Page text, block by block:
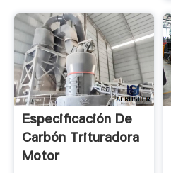
Especificación De
Carbón Trituradora
Motor